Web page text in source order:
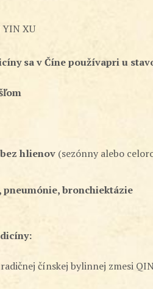
XU
sa v Číne používapri u
hlienov (sezónny alebo
bronchiektázie
čínskej bylinnej zmesi